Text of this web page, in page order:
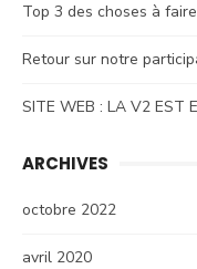
Top 3 des choses à
Retour sur notre
SITE WEB : LA V2 EST
ARCHIVES
octobre 2022
avril 2020